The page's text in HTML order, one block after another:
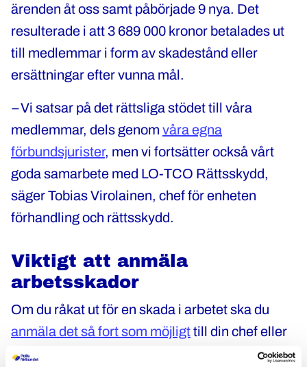
ärenden åt oss samt påbörjade 9 nya. Det
resulterade i att 3 689 000 kronor betalades ut
till medlemmar i form av skadestånd eller
ersättningar efter vunna mål.
–Vi satsar på det rättsliga stödet till våra
medlemmar, dels genom våra egna
förbundsjurister, men vi fortsätter också vårt
goda samarbete med LO-TCO Rättsskydd,
säger Tobias Virolainen, chef för enheten
förhandling och rättsskydd.
Viktigt att anmäla
arbetsskador
Om du råkat ut för en skada i arbetet ska du
anmäla det så fort som möjligttill din chef eller
arbetsledare och ta kontakt med ditt